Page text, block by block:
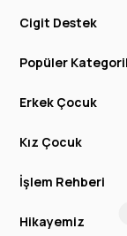
Cigit Destek
Popüler
Erkek Çocuk
Kız Çocuk
İşlem Rehberi
Hikayemiz